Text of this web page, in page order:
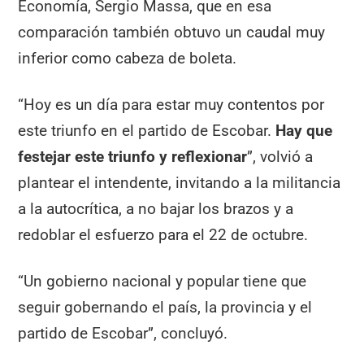
Economía, Sergio Massa, que en esa
comparación también obtuvo un caudal muy
inferior como cabeza de boleta.
“Hoy es un día para estar muy contentos por
este triunfo en el partido de Escobar. Hay que
festejar este triunfo y reflexionar”, volvió a
plantear el intendente, invitando a la militancia
a la autocrítica, a no bajar los brazos y a
redoblar el esfuerzo para el 22 de octubre.
“Un gobierno nacional y popular tiene que
seguir gobernando el país, la provincia y el
partido de Escobar”, concluyó.